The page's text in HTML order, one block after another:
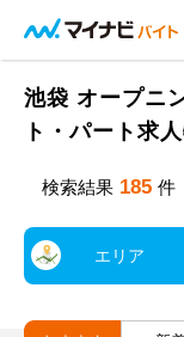
池袋 オープニ
ト・パート求
検索結果 185 件
エリア